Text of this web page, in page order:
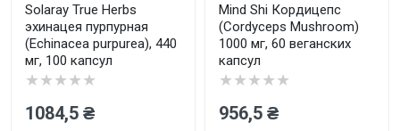
Solaray True Herbs
эхинацея пурпурная
(Echinacea purpurea), 440
мг, 100 капсул
★★★★★
1084,5 ₴
Mind Shi Кордицепс
(Cordyceps Mushroom)
1000 мг, 60 веганских
капсул
★★★★★
956,5 ₴